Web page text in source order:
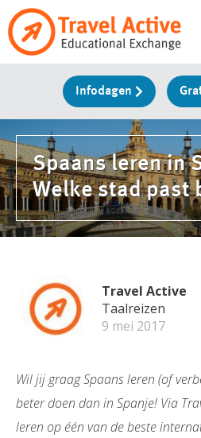
Ga
naar
Infodagen
Spaans leren in
Welke stad past
Travel Active
Taalreizen
9 mei 2017
Wil jij graag Spaans leren (of
beter doen dan in Spanje! Via
leren op één van de beste